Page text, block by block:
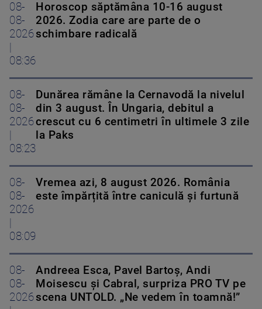
08-
08-
2026
08:36
Horoscop săptămâna 10-16 august
2026. Zodia care are parte de o
schimbare radicală
08-
08-
2026
08:23
Dunărea rămâne la Cernavodă la nivelul
din 3 august. În Ungaria, debitul a
crescut cu 6 centimetri în ultimele 3 zile
la Paks
08-
08-
2026
08:09
Vremea azi, 8 august 2026. România
este împărțită între caniculă și furtună
08-
08-
2026
Andreea Esca, Pavel Bartoș, Andi
Moisescu și Cabral, surpriza PRO TV pe
scena UNTOLD. „Ne vedem în toamnă!”